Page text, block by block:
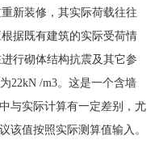
新装修，其实际荷载往往
据既有建筑的实际受荷情
行砌体结构抗震及其它参
22kN /m3。这是一个含墙
与实际计算有一定差别，尤
该值按照实际测算值输入。